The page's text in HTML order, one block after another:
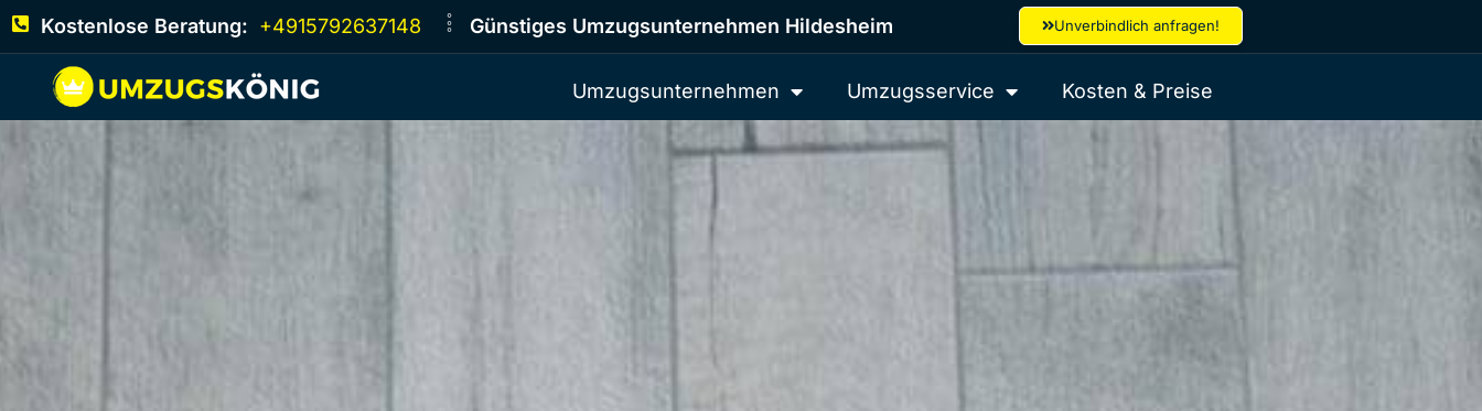
Kostenlose Beratung: +4915792637148 Günstiges Umzugsunternehmen Hildesheim Unverbindlich anfragen!
Umzugsunternehmen Umzugsservice Kosten & Preise